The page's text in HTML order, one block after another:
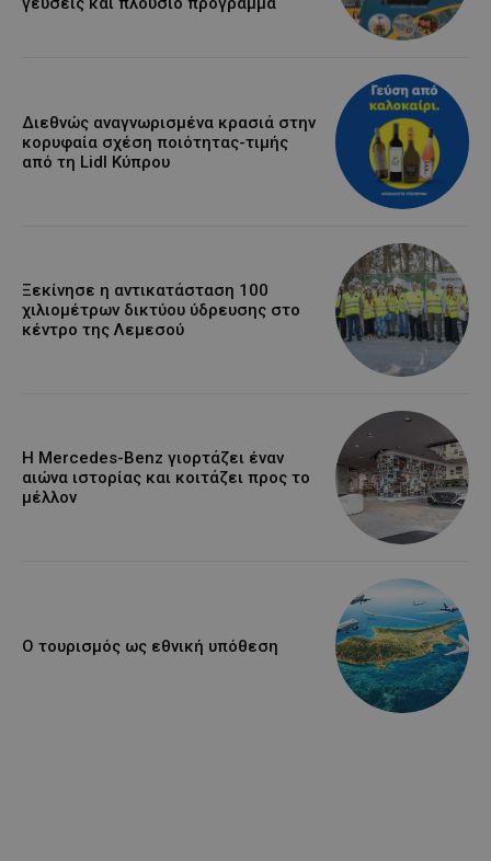
Διεθνώς αναγνωρισμένα κρασιά στην
κορυφαία σχέση ποιότητας-τιμής
από τη Lidl Κύπρου
Ξεκίνησε η αντικατάσταση 100
χιλιομέτρων δικτύου ύδρευσης στο
κέντρο της Λεμεσού
Η Mercedes-Benz γιορτάζει έναν
αιώνα ιστορίας και κοιτάζει προς το
μέλλον
Ο τουρισμός ως εθνική υπόθεση